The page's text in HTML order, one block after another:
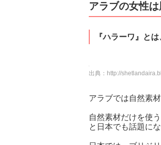
アラブの女性
『ハラーワ』と
出典： http://
アラブでは自然素
自然素材だけを使
と日本でも話題に